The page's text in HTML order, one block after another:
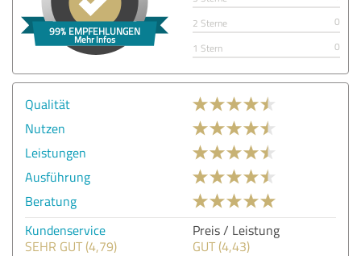
2 Sterne
0
1 Stern
0
Qualität
Nutzen
Leistungen
Ausführung
Beratung
Kundenservice
SEHR GUT (4,79)
Preis / Leistung
GUT (4,43)